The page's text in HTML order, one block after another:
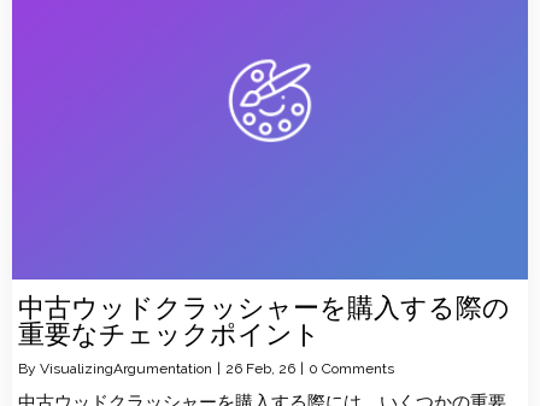
中古ウッドクラッシャーを購入する際の
重要なチェックポイント
By VisualizingArgumentation 26 Feb, 26 0 Comments